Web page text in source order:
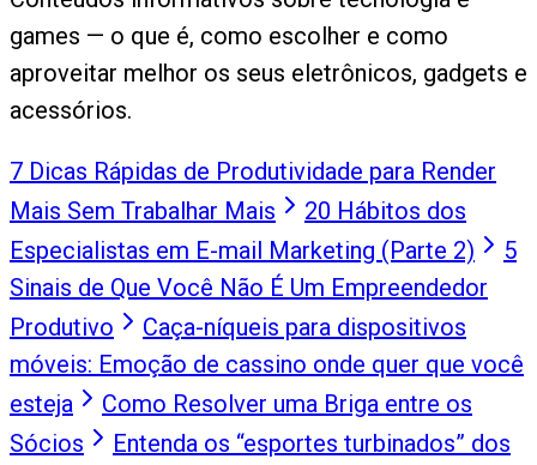
games — o que é, como escolher e como
aproveitar melhor os seus eletrônicos, gadgets e
acessórios.
7 Dicas Rápidas de Produtividade para Render
Mais Sem Trabalhar Mais
20 Hábitos dos
Especialistas em E-mail Marketing (Parte 2)
5
Sinais de Que Você Não É Um Empreendedor
Produtivo
Caça-níqueis para dispositivos
móveis: Emoção de cassino onde quer que você
esteja
Como Resolver uma Briga entre os
Sócios
Entenda os “esportes turbinados” dos